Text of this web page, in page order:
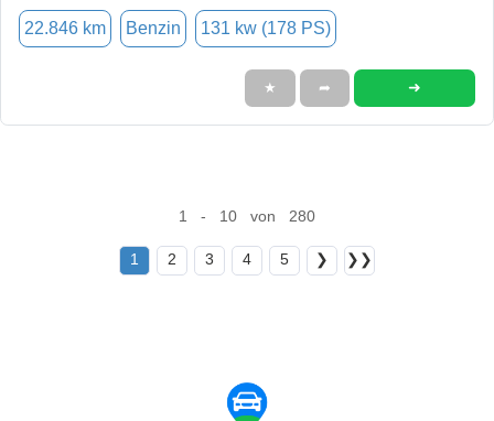
22.846 km Benzin 131 kw (178 PS)
★ ➦ ➜
1 - 10 von 280
1 2 3 4 5 ❯ ❯❯